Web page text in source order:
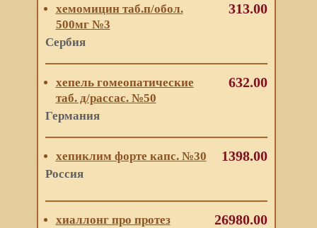
хемомицин таб.п/обол.
500мг №3
Сербия
313.00
хепель гомеопатические
таб. д/рассас. №50
Германия
632.00
хепиклим форте капс. №30
Россия
1398.00
хиаллонг про протез
26980.00